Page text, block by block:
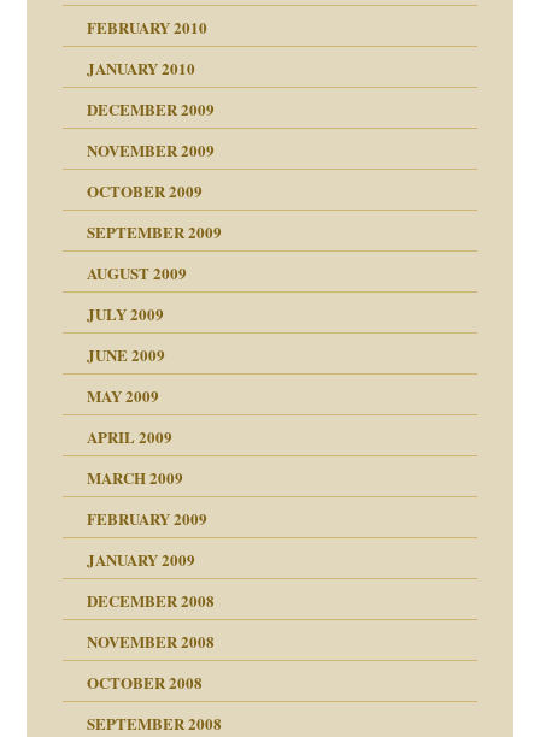
FEBRUARY 2010
JANUARY 2010
DECEMBER 2009
NOVEMBER 2009
OCTOBER 2009
SEPTEMBER 2009
AUGUST 2009
JULY 2009
JUNE 2009
MAY 2009
APRIL 2009
MARCH 2009
FEBRUARY 2009
JANUARY 2009
DECEMBER 2008
NOVEMBER 2008
OCTOBER 2008
SEPTEMBER 2008